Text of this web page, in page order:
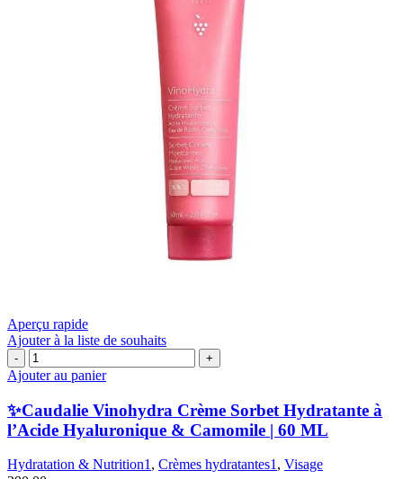
Aperçu rapide
Ajouter à la liste de souhaits
quantité
de
✨Caudalie
Vinohydra
Crème
Sorbet
à
Ajouter au panier
✨Caudalie Vinohydra Crème Sorbet Hydratante à
l’Acide Hyaluronique & Camomile | 60 ML
Hydratation & Nutrition1 , Crèmes hydratantes1 , Visage